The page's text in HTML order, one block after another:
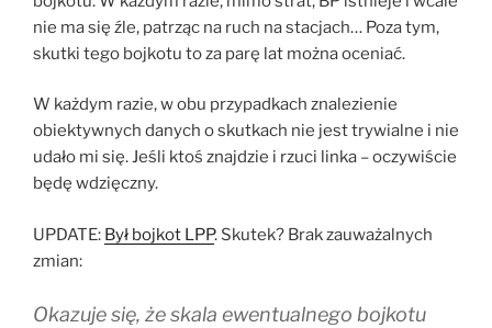
nie ma się źle, patrząc na ruch na stacjach… Poza tym,
skutki tego bojkotu to za parę lat można oceniać.
W każdym razie, w obu przypadkach znalezienie
obiektywnych danych o skutkach nie jest trywialne i nie
udało mi się. Jeśli ktoś znajdzie i rzuci linka – oczywiście
będę wdzięczny.
UPDATE: Był bojkot LPP. Skutek? Brak zauważalnych
zmian:
Okazuje się, że skala ewentualnego bojkotu